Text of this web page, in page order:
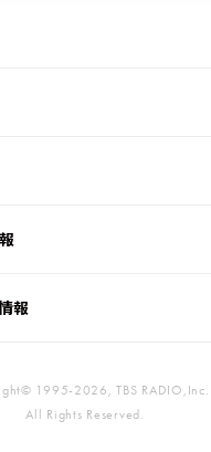
報
1995-2026, TBS RADIO,Inc.
All Rights Reserved.